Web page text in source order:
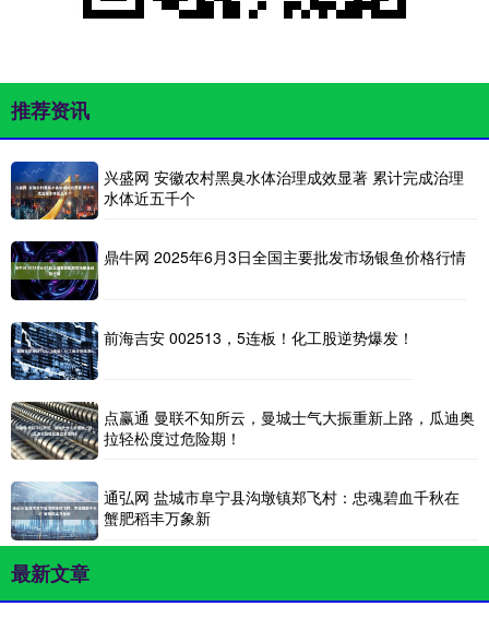
推荐资讯
兴盛网 安徽农村黑臭水体治理成效显著 累计完成治理
水体近五千个
鼎牛网 2025年6月3日全国主要批发市场银鱼价格行情
前海吉安 002513，5连板！化工股逆势爆发！
点赢通 曼联不知所云，曼城士气大振重新上路，瓜迪奥
拉轻松度过危险期！
通弘网 盐城市阜宁县沟墩镇郑飞村：忠魂碧血千秋在
蟹肥稻丰万象新
最新文章